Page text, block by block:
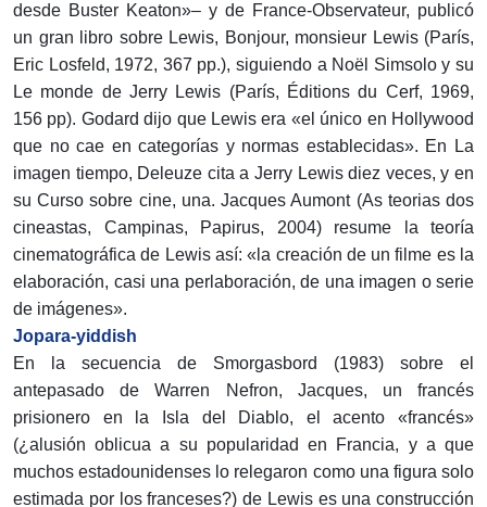
desde Buster Keaton»– y de France-Observateur, publicó
un gran libro sobre Lewis, Bonjour, monsieur Lewis (París,
Eric Losfeld, 1972, 367 pp.), siguiendo a Noël Simsolo y su
Le monde de Jerry Lewis (París, Éditions du Cerf, 1969,
156 pp). Godard dijo que Lewis era «el único en Hollywood
que no cae en categorías y normas establecidas». En La
imagen tiempo, Deleuze cita a Jerry Lewis diez veces, y en
su Curso sobre cine, una. Jacques Aumont (As teorias dos
cineastas, Campinas, Papirus, 2004) resume la teoría
cinematográfica de Lewis así: «la creación de un filme es la
elaboración, casi una perlaboración, de una imagen o serie
de imágenes».
Jopara-yiddish
En la secuencia de Smorgasbord (1983) sobre el
antepasado de Warren Nefron, Jacques, un francés
prisionero en la Isla del Diablo, el acento «francés»
(¿alusión oblicua a su popularidad en Francia, y a que
muchos estadounidenses lo relegaron como una figura solo
estimada por los franceses?) de Lewis es una construcción